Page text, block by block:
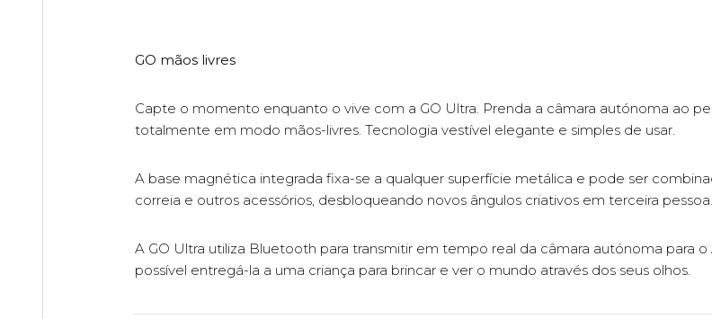
GO mãos livres
Capte o momento enquanto o vive com a GO Ultra. Prenda a câmara autónoma ao
totalmente em modo mãos-livres. Tecnologia vestível elegante e simples de usar.
A base magnética integrada fixa-se a qualquer superfície metálica e pode ser
correia e outros acessórios, desbloqueando novos ângulos criativos em terceira pessoa.
A GO Ultra utiliza Bluetooth para transmitir em tempo real da câmara autónoma para o
possível entregá-la a uma criança para brincar e ver o mundo através dos seus olhos.